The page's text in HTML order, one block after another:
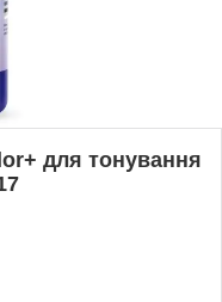
для тонування